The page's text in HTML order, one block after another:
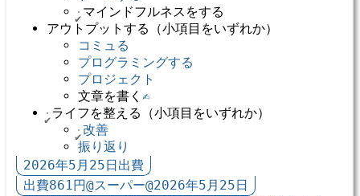
マインドフルネスをする
アウトプットする（小項目をいずれか）
コミュる
プログラミングする
プロジェクト
文章を書く ✍️
ライフを整える（小項目をいずれか）
改善
振り返り
2026年5月25日出費
出費861円@スーパー@2026年5月25日